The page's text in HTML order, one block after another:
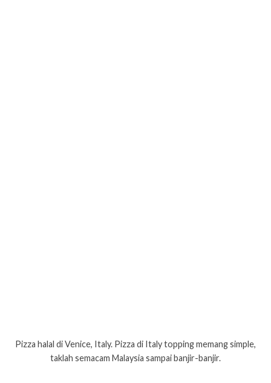
Pizza halal di Venice, Italy. Pizza di Italy topping memang simple,
taklah semacam Malaysia sampai banjir-banjir.